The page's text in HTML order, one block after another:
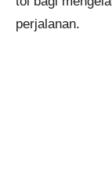
perjalanan.